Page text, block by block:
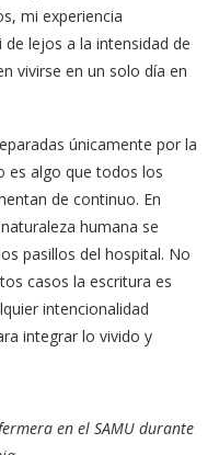
mi experiencia
lejos a la intensidad de
vivirse en un solo día en
únicamente por la
es algo que todos los
de continuo. En
humana se
pasillos del hospital. No
casos la escritura es
intencionalidad
integrar lo vivido y
en el SAMU durante